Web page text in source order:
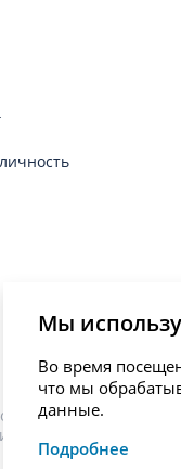
диагноза,
Мы
Во время
что мы
данные.
Подробнее